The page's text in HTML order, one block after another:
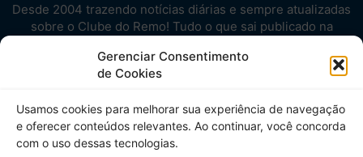
Gerenciar Consentimento
de Cookies
Usamos cookies para melhorar sua experiência de navegação
e oferecer conteúdos relevantes. Ao continuar, você concorda
com o uso dessas tecnologias.
Desde 2004 trazendo notícias diárias e sempre atualizadas
sobre o Clube do Remo! Tudo o que sai publicado na
Aproveite! Site não-oficial.
SIGA-NOS